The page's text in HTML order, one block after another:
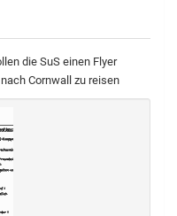
die SuS einen Flyer
Cornwall zu reisen